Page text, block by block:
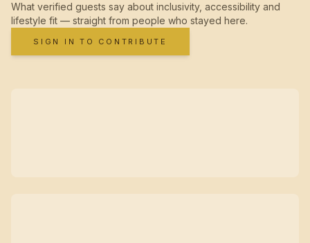
What verified guests say about inclusivity, accessibility and
lifestyle fit — straight from people who stayed here.
SIGN IN TO CONTRIBUTE